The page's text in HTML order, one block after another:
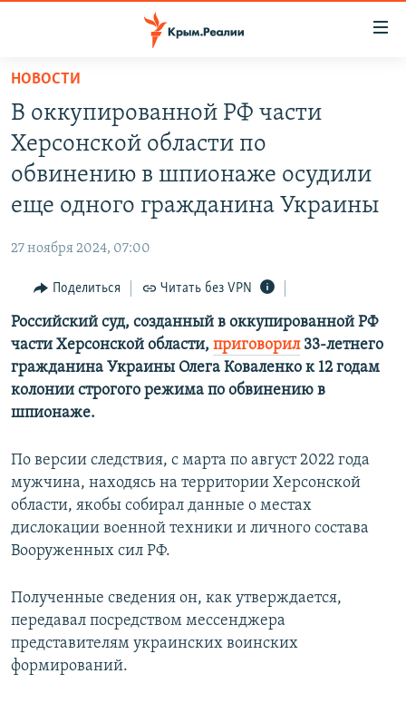
Вернуться
основному
содержанию
Вернутся
главной
Вернутся
поиску
СПЕЦПРОЕКТЫ
ГРУЗ 200
ВОДА
ИНТЕРАКТИВ
ИНФОГРАФИКА
ТЕЛЕПРОЕКТ КРЫМ.РЕАЛИИ
СОВЕТЫ ПРАВОЗАЩИТНИКОВ
ПРОПАВШИЕ БЕЗ ВЕСТИ
КРЫМ.НЕПОКОРЕННЫЙ
ELIFBE
УКРАИНСКАЯ ПРОБЛЕМА КРЫМА
РАДІО СВОБОДА
КАК ОБОЙТИ БЛОКИРОВКУ
Українською
Qırımtatar
ПРИСОЕДИНЯЙТЕСЬ!
Все сайты RFE/RL
НОВОСТИ
В оккупированной РФ части
Херсонской области по
обвинению в шпионаже осудили
еще одного гражданина Украины
27 ноября 2024, 07:00
Поделиться Читать без VPN
Российский суд, созданный в оккупированной РФ
части Херсонской области, приговорил33-летнего
гражданина Украины Олега Коваленко к 12 годам
колонии строгого режима по обвинению в
шпионаже.
По версии следствия, с марта по август 2022 года
мужчина, находясь на территории Херсонской
области, якобы собирал данные о местах
дислокации военной техники и личного состава
Вооруженных сил РФ.
Полученные сведения он, как утверждается,
передавал посредством мессенджера
представителям украинских воинских
формирований.